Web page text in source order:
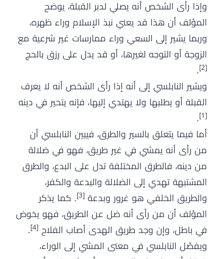
وإذا رأى الشخص أنه يصلي لدبر القبلة، يوضح
المؤلف أن هذا قد يعني نبذ الإسلام وراء ظهره،
وربما يشير إلى السعي وراء ممارسات غير شرعية مع
الزوجة أو التوجه لغيرها، أو قد يدل على رزق بالحج
[2]
.
ويشير النابلسي إلى أنه إذا رأى الشخص أنه لا يعرف
القبلة أو يطلبها ولا يهتدي إليها، فإنه يتحير في دينه
[1]
.
أما فيما يتعلق بالسير والطرق، فيبين النابلسي أن
من رأى أنه يمشي في غير طريق، فهو في ضلالة
من دينه، فالطرق المختلفة تدل على البدع، والطرق
المشتبهة تهدي إلى الضلالة والبدعة والكفر،
والطريق الخلفي هو غرور وبدعة [3] . كما يذكر
المؤلف أن من رأى أنه ضل عن الطريق، فهو يخوض
في باطل، وإن وجد طريق الهدى أصاب الفلاح [4]
.
ويفصّل النابلسي في معنى المشي إلى الوراء،